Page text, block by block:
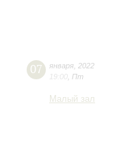
07 января 2022
19:00 Пт
Малый зал